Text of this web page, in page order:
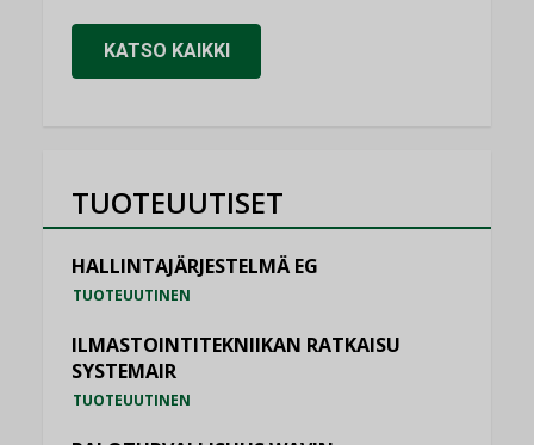
KATSO KAIKKI
TUOTEUUTISET
HALLINTAJÄRJESTELMÄ EG
TUOTEUUTINEN
ILMASTOINTITEKNIIKAN RATKAISU
SYSTEMAIR
TUOTEUUTINEN